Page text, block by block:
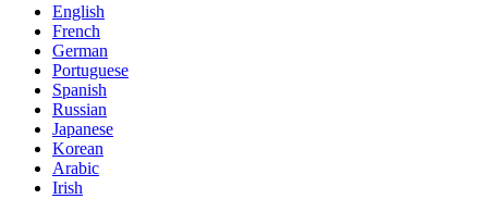
English
French
German
Portuguese
Spanish
Russian
Japanese
Korean
Arabic
Irish